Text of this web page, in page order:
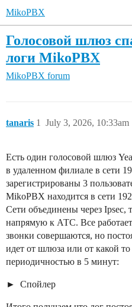
MikoPBX
Голосовой шлюз
логи MikoPBX
MikoPBX forum
tanaris July 3, 2026, 10:33am
1
Есть один голосовой шлюз
в удаленном филиале в сети
зарегистрированы 3
MikoPBX находится в сети
Сети объединены через Ipsec,
напрямую к АТС. Все
звонки совершаются, но
идет от шлюза или от какой
периодичностью в 5 минут:
Спойлер